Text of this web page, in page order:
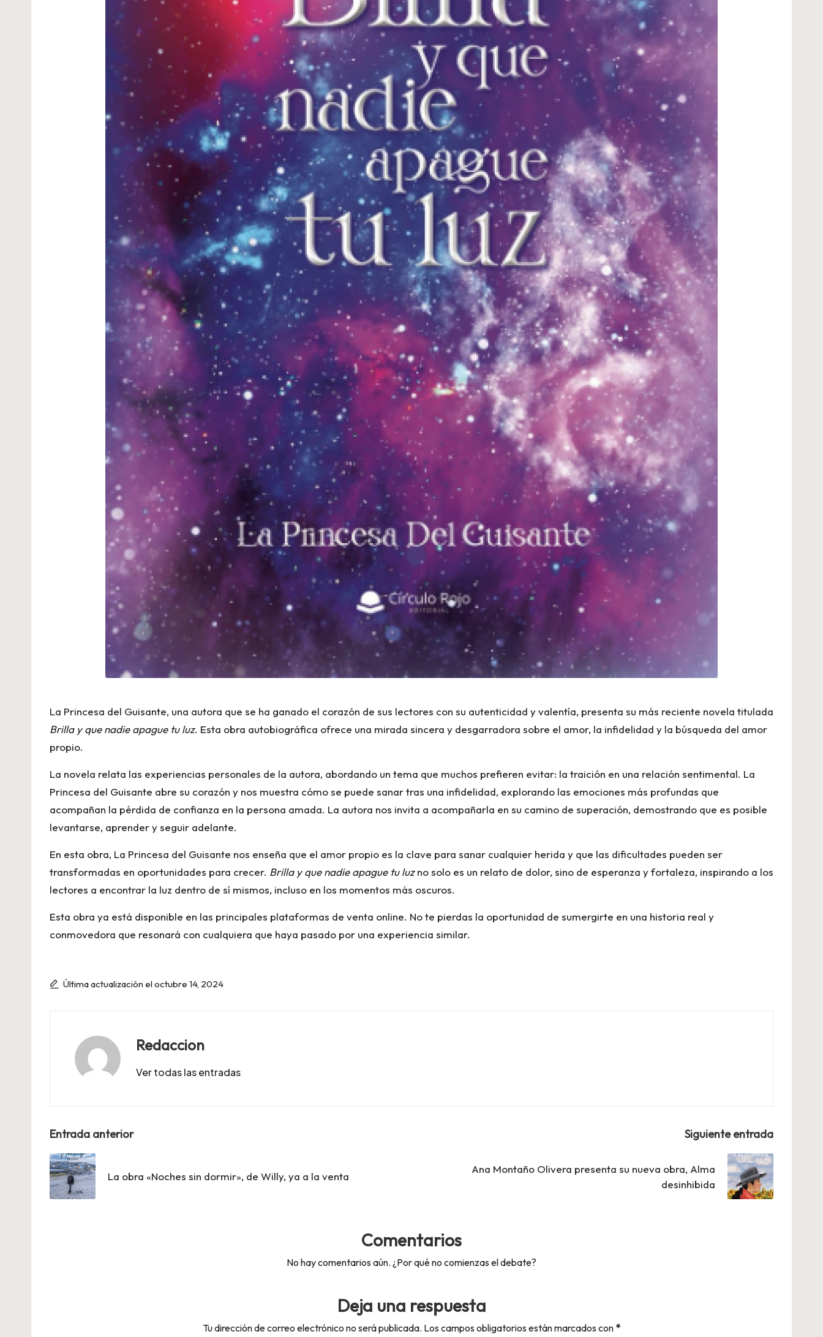
La Princesa del Guisante, una autora que se ha ganado el corazón de sus lectores con su autenticidad y valentía, presenta su más reciente novela titulada
Brilla y que nadie apague tu luz. Esta obra autobiográfica ofrece una mirada sincera y desgarradora sobre el amor, la infidelidad y la búsqueda del amor
propio.
La novela relata las experiencias personales de la autora, abordando un tema que muchos prefieren evitar: la traición en una relación sentimental. La
Princesa del Guisante abre su corazón y nos muestra cómo se puede sanar tras una infidelidad, explorando las emociones más profundas que
acompañan la pérdida de confianza en la persona amada. La autora nos invita a acompañarla en su camino de superación, demostrando que es posible
levantarse, aprender y seguir adelante.
En esta obra, La Princesa del Guisante nos enseña que el amor propio es la clave para sanar cualquier herida y que las dificultades pueden ser
transformadas en oportunidades para crecer. Brilla y que nadie apague tu luzno solo es un relato de dolor, sino de esperanza y fortaleza, inspirando a los
lectores a encontrar la luz dentro de sí mismos, incluso en los momentos más oscuros.
Esta obra ya está disponible en las principales plataformas de venta online. No te pierdas la oportunidad de sumergirte en una historia real y
conmovedora que resonará con cualquiera que haya pasado por una experiencia similar.
Última actualización el octubre 14, 2024
Redaccion
Ver todas las entradas
Navegación
de
entradas
Entrada anterior
La obra «Noches sin dormir», de Willy, ya a la venta
Siguiente entrada
Ana Montaño Olivera presenta su nueva obra, Alma
desinhibida
Comentarios
No hay comentarios aún. ¿Por qué no comienzas el debate?
Deja una respuesta
Tu dirección de correo electrónico no será publicada. Los campos obligatorios están marcados con *